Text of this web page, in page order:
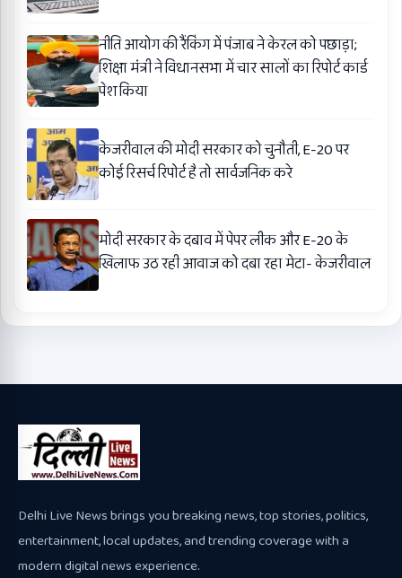
नीति आयोग की रैंकिंग में पंजाब ने केरल को पछाड़ा;
शिक्षा मंत्री ने विधानसभा में चार सालों का रिपोर्ट कार्ड
पेश किया
केजरीवाल की मोदी सरकार को चुनौती, E-20 पर
कोई रिसर्च रिपोर्ट है तो सार्वजनिक करे
मोदी सरकार के दबाव में पेपर लीक और E-20 के
खिलाफ उठ रही आवाज को दबा रहा मेटा- केजरीवाल
Delhi Live News brings you breaking news, top stories, politics,
entertainment, local updates, and trending coverage with a
modern digital news experience.